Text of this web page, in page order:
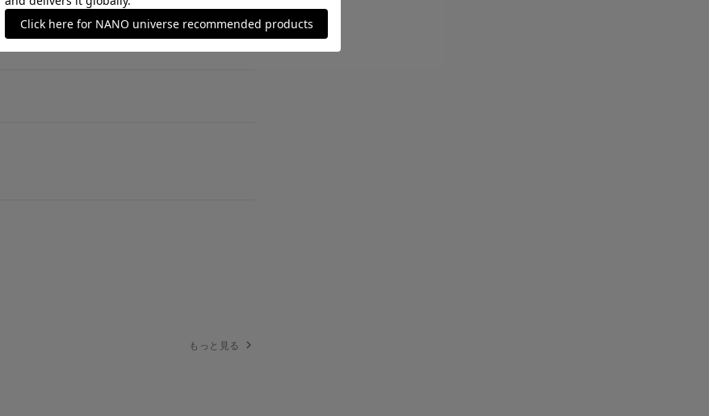
もっと見る